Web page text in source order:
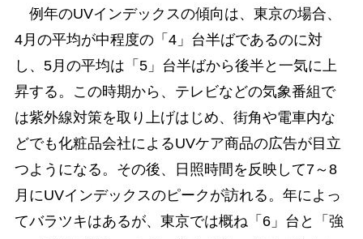
例年のUVインデックスの傾向は、東京の場合、
4月の平均が中程度の「4」台半ばであるのに対
し、5月の平均は「5」台半ばから後半と一気に上
昇する。この時期から、テレビなどの気象番組で
は紫外線対策を取り上げはじめ、街角や電車内な
どでも化粧品会社によるUVケア商品の広告が目立
つようになる。その後、日照時間を反映して7～8
月にUVインデックスのピークが訪れる。年によっ
てバラツキはあるが、東京では概ね「6」台と「強